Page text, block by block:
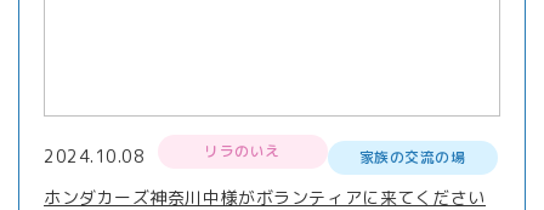
2024.10.08 リラのいえ 家族の交流の場
ホンダカーズ神奈川中様がボランティアに来てください